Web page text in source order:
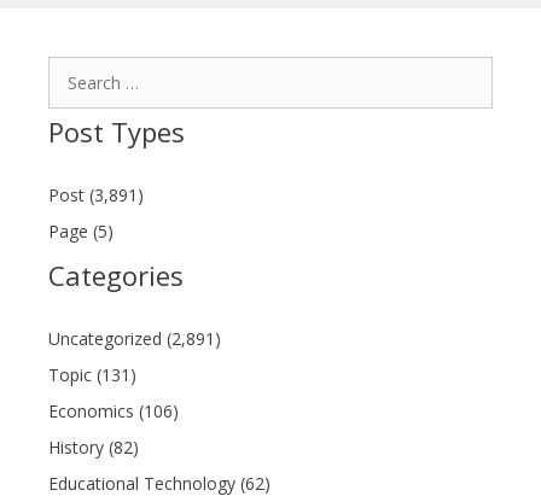
Post Types
Post (3,891)
Page (5)
Categories
Uncategorized (2,891)
Topic (131)
Economics (106)
History (82)
Educational Technology (62)